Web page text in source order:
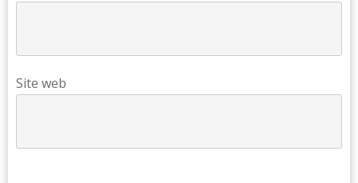
Site web